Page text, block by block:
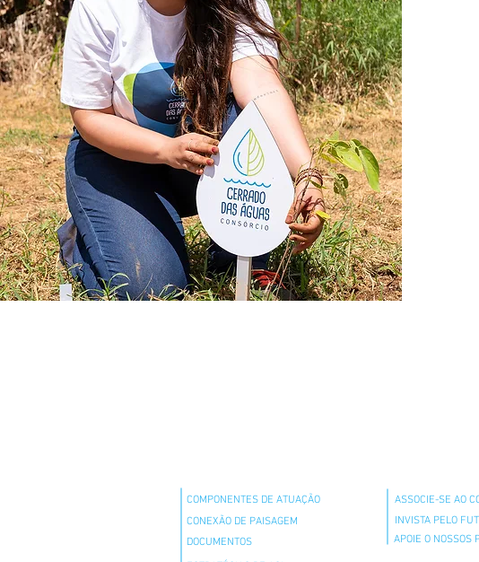
COMPONENTES DE ATUAÇÃO
CONEXÃO DE PAISAGEM
DOCUMENTOS
ASSOCIE-SE AO
INVISTA PELO
APOIE O NOSSOS